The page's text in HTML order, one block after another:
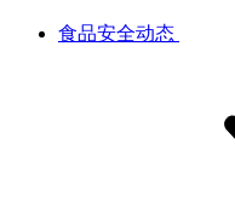
食品安全动态